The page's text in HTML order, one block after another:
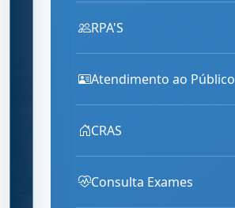
RPA'S
Atendimento ao Público
CRAS
Consulta Exames